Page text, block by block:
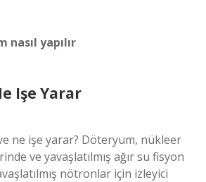
nasıl yapılır
Işe Yarar
ne işe yarar? Döteryum, nükleer
ve yavaşlatılmış ağır su fisyon
nötronlar için izleyici